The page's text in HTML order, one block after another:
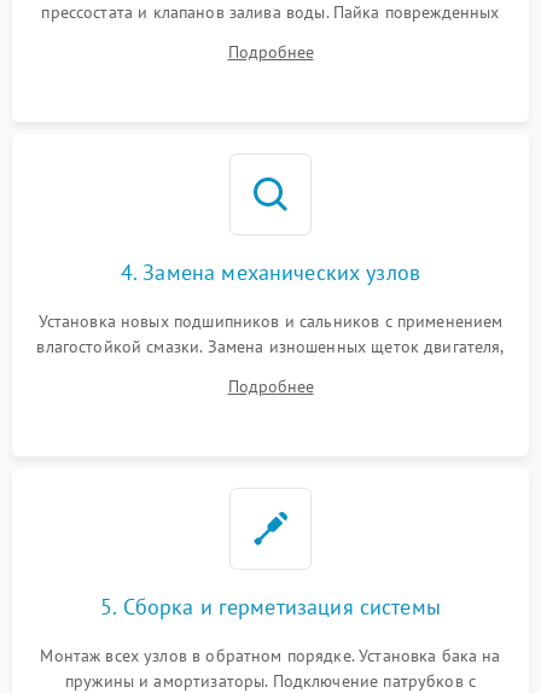
прессостата и клапанов залива воды. Пайка поврежденных
Восстановление целостности проводки и контактов.
Подробнее
4. Замена механических узлов
Установка новых подшипников и сальников с применением
влагостойкой смазки. Замена изношенных щеток двигателя,
или поврежденной резиновой манжеты.
Подробнее
5. Сборка и герметизация системы
Монтаж всех узлов в обратном порядке. Установка бака на
пружины и амортизаторы. Подключение патрубков с